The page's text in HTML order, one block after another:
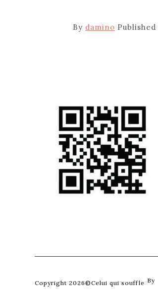
By damino Published
Copyright 2026©Celui qui souffle By